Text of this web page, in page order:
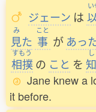
ジェーン は
み
見た
こと
事 が あっ
すもう
相撲 の こと を
し
知
Jane knew a
it before.